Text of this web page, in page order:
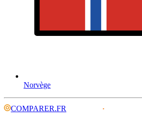
Norvège
COMPARER.FR